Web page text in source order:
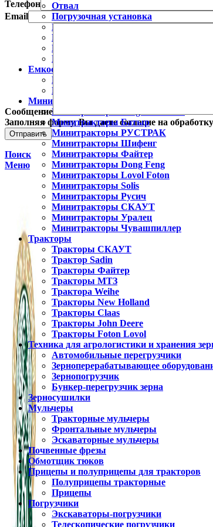
Телефон
Email
Сообщение
Заполняя форму, Вы даете согласие на
Поиск
Меню
Отвал
Погрузочная установка
Разбрасыватель удобрений
Рыхлитель
Картофелесажалки
Пылесос парковый
Емкости
Емкости горизонтальные
Емкости вертикальные
Минитракторы
Минитракторы Xingtai/Синтай
Минитракторы Батыр
Минитракторы РУСТРАК
Минитракторы Шифенг
Минитракторы Файтер
Минитракторы Dong Feng
Минитракторы Lovol Foton
Минитракторы Solis
Минитракторы Русич
Минитракторы СКАУТ
Минитракторы Уралец
Минитракторы Чувашпиллер
Тракторы
Тракторы СКАУТ
Трактор Sadin
Тракторы Файтер
Тракторы МТЗ
Трактора Weihe
Тракторы New Holland
Тракторы Claas
Тракторы John Deere
Тракторы Foton Lovol
Техника для агрологистики и хранения
Автомобильные перегрузчики
Зерноперерабатывающее
Зернопогрузчик
Бункер-перегрузчик зерна
Зерносушилки
Мульчеры
Тракторные мульчеры
Фронтальные мульчеры
Эскаваторные мульчеры
Почвенные фрезы
Обмотщик тюков
Прицепы и полуприцепы для тракторов
Полуприцепы тракторные
Прицепы
Погрузчики
Экскаваторы-погрузчики
Телескопические погрузчики